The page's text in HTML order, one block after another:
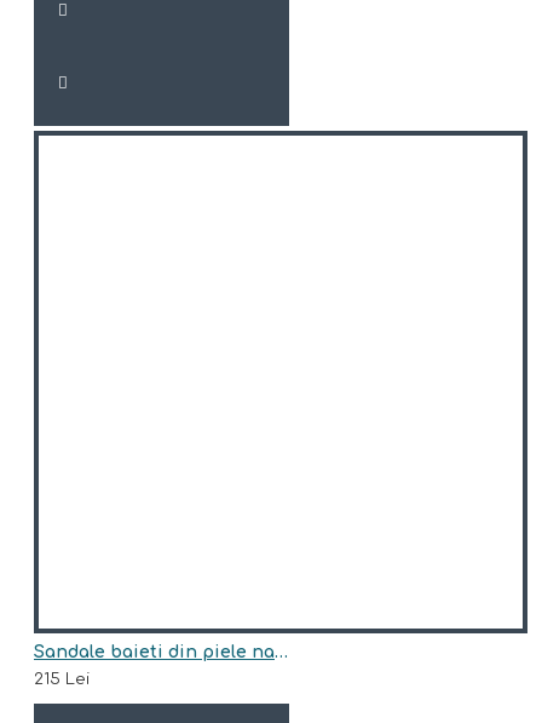
Sandale baieti din piele naturala model HAKIM
215 Lei